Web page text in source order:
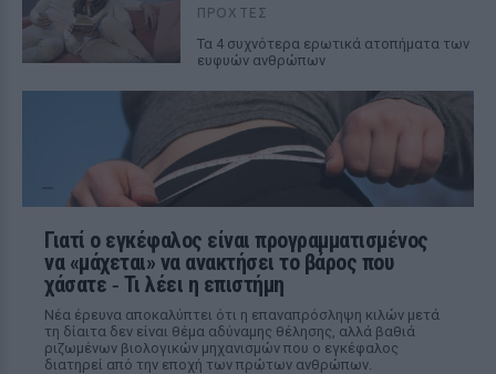
ΠΡΟΧΤΈΣ
Τα 4 συχνότερα ερωτικά ατοπήματα των
ευφυών ανθρώπων
Γιατί ο εγκέφαλος είναι προγραμματισμένος
να «μάχεται» να ανακτήσει το βάρος που
χάσατε ‑ Τι λέει η επιστήμη
Νέα έρευνα αποκαλύπτει ότι η επαναπρόσληψη κιλών μετά
τη δίαιτα δεν είναι θέμα αδύναμης θέλησης, αλλά βαθιά
ριζωμένων βιολογικών μηχανισμών που ο εγκέφαλος
διατηρεί από την εποχή των πρώτων ανθρώπων.